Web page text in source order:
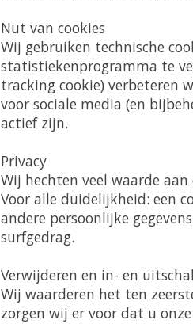
Nut van cookies
Wij gebruiken technische
statistiekenprogramma te
tracking cookie) verbeteren
voor sociale media (en
actief zijn.
Privacy
Wij hechten veel waarde
Voor alle duidelijkheid: een
andere persoonlijke
surfgedrag.
Verwijderen en in- en
Wij waarderen het ten
zorgen wij er voor dat u